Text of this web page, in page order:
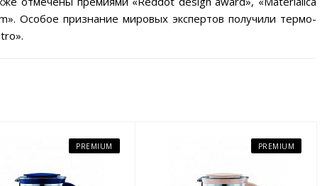
Особое признание мировых экспертов получили термо-
PREMIUM PREMIUM